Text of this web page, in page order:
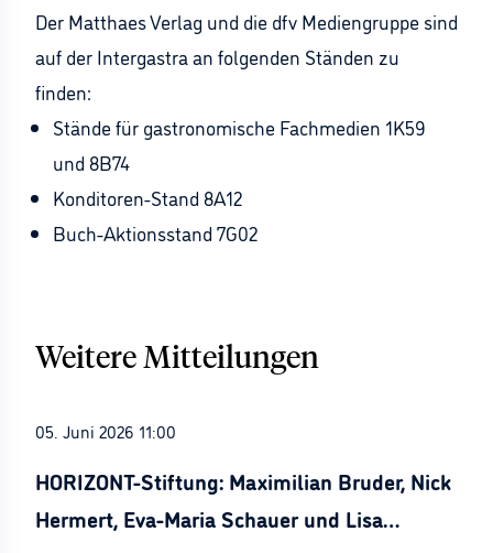
Der Matthaes Verlag und die dfv Mediengruppe sind
auf der Intergastra an folgenden Ständen zu
finden:
Stände für gastronomische Fachmedien 1K59
und 8B74
Konditoren-Stand 8A12
Buch-Aktionsstand 7G02
Weitere Mitteilungen
05. Juni 2026 11:00
HORIZONT-Stiftung: Maximilian Bruder, Nick
Hermert, Eva-Maria Schauer und Lisa